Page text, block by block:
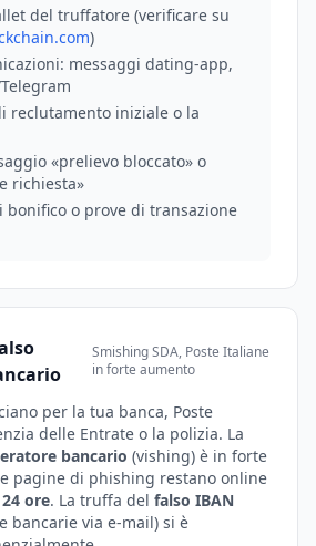
del truffatore (verificare su
)
messaggi dating-app,
reclutamento iniziale o la
«prelievo bloccato» o
richiesta»
bonifico o prove di transazione
Smishing SDA, Poste Italiane
in forte aumento
per la tua banca, Poste
delle Entrate o la polizia. La
bancario (vishing) è in forte
pagine di phishing restano online
ore. La truffa del falso IBAN
bancarie via e-mail) si è